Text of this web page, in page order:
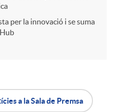
per la innovació i se suma
a la Sala de Premsa